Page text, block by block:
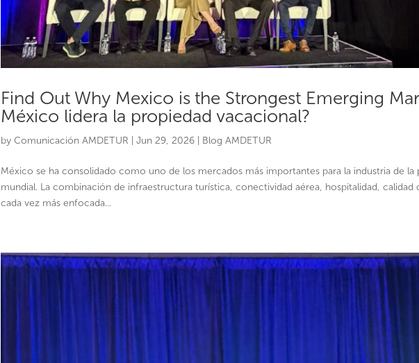
Find Out Why Mexico is the Strongest Emerging
México lidera la propiedad vacacional?
by Comunicación AMDETUR Jun 29, 2026| Blog AMDETUR
México se ha consolidado como uno de los mercados más importantes para la industria de la
mundial. La combinación de infraestructura turística, conectividad aérea, hospitalidad, calidad
cada vez más enfocada...